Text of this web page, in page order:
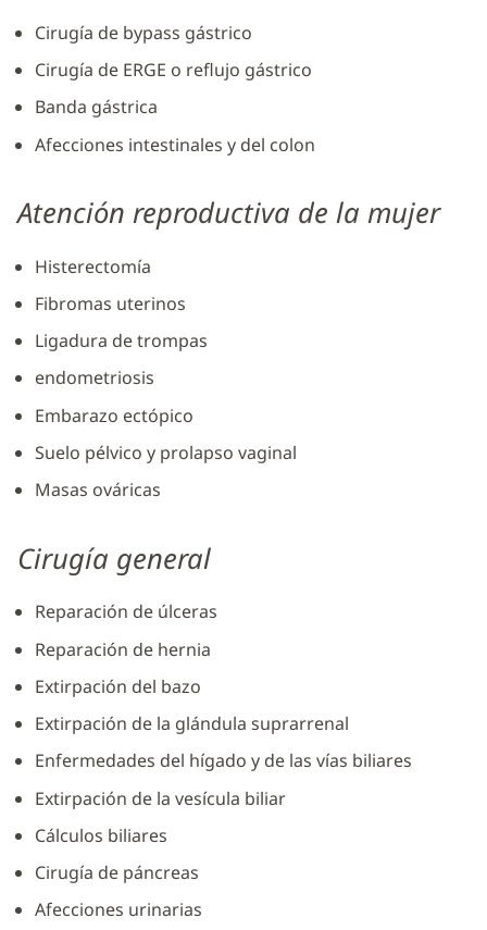
Cirugía de bypass gástrico
Cirugía de ERGE o reflujo gástrico
Banda gástrica
Afecciones intestinales y del colon
Atención reproductiva de la mujer
Histerectomía
Fibromas uterinos
Ligadura de trompas
endometriosis
Embarazo ectópico
Suelo pélvico y prolapso vaginal
Masas ováricas
Cirugía general
Reparación de úlceras
Reparación de hernia
Extirpación del bazo
Extirpación de la glándula suprarrenal
Enfermedades del hígado y de las vías biliares
Extirpación de la vesícula biliar
Cálculos biliares
Cirugía de páncreas
Afecciones urinarias